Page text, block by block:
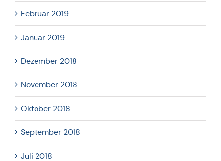
Februar 2019
Januar 2019
Dezember 2018
November 2018
Oktober 2018
September 2018
Juli 2018